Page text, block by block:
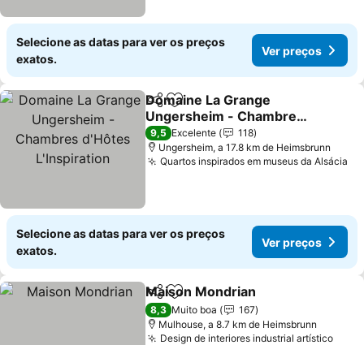
Selecione as datas para ver os preços
exatos.
Ver preços
PartilharAdicionar aos favoritos
Domaine La Grange
Ungersheim - Chambres
d'Hôtes L'Inspiration
9,5 Excelente
118
Ungersheim, a 17.8 km de Heimsbrunn
Quartos inspirados em museus da Alsácia
Selecione as datas para ver os preços
exatos.
Ver preços
PartilharAdicionar aos favoritos
Maison Mondrian
8,3 Muito boa
167
Mulhouse, a 8.7 km de Heimsbrunn
Design de interiores industrial artístico